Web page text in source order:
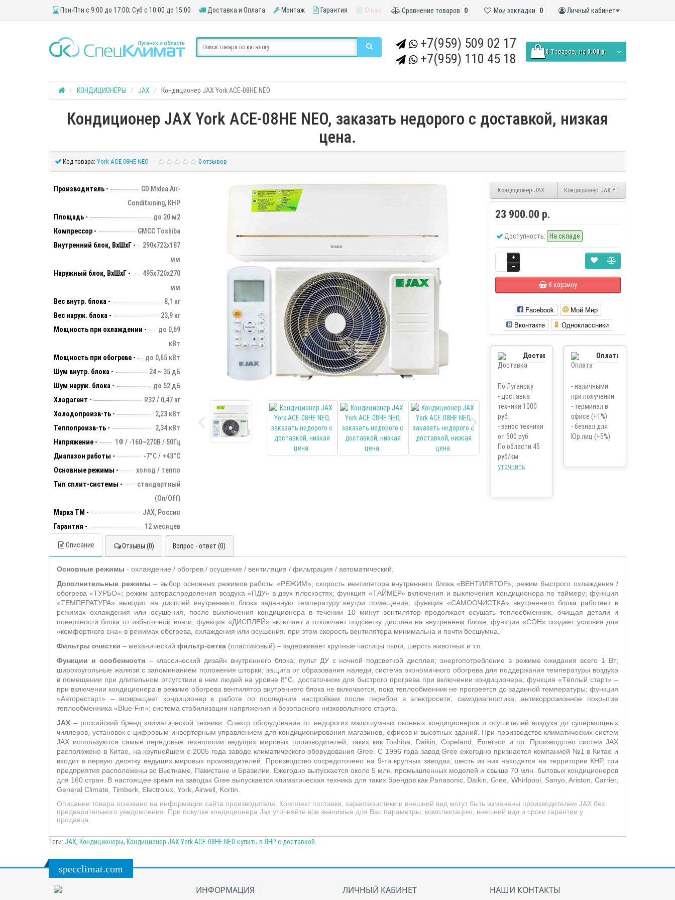
Пон-Птн с 9:00 до 17:00; Суб с 10:00 до 15:00 Доставка и Оплата Монтаж Гарантия О нас Личный кабинет
Мои закладки 0
Сравнение товаров 0
+7(959) 509 02 17
+7(959) 110 45 18
0 Tоваров, на 0.00 р.
КОНДИЦИОНЕРЫ JAX Кондиционер JAX York ACE-08HE NEO
Кондиционер JAX York ACE-08HE NEO, заказать недорого с доставкой, низкая
цена.
Код товара: York ACE-08HE NEO 0 отзывов
Производитель -
GD Midea Air-
Conditioning, КНР
Площадь -
до 20 м2
Компрессор -
GMCC Toshiba
Внутренний блок, ВхШхГ -
290х722х187
мм
Наружный блок, ВхШхГ -
495х720х270
мм
Вес внутр. блока -
8,1 кг
Вес наруж. блока -
23,9 кг
Мощность при охлаждении -
до 0,69
кВт
Мощность при обогреве -
до 0,65 кВт
Шум внутр. блока -
24 ~ 35 дБ
Шум наруж. блока -
до 52 дБ
Хладагент -
R32 / 0,47 кг
Холодопроизв-ть -
2,23 кВт
Теплопроизв-ть -
2,34 кВт
Напряжение -
1Ф / -160~270В / 50Гц
Диапазон работы -
-7°С / +43°С
Основные режимы -
холод / тепло
Тип сплит-системы -
стандартный
(On/Off)
Марка ТМ -
JAX, Россия
Гарантия -
12 месяцев
Кондиционер JAX Murray ACY-18HE/R32 inverter
Кондиционер JAX York ACE-10HE NEO
23 900.00 р.
Доступность: На складе
В корзину
Facebook
Мой Мир
Вконтакте
Одноклассники
Доставка
По Луганску
- доставка
техники 1000
руб.
- занос техники
от 500 руб
По области 45
руб/км
уточнить
Оплата
- наличными
при получении
- терминал в
офисе (+1%)
- безнал для
Юр.лиц (+5%)
Описание Отзывы (0) Вопрос - ответ (0)
Основные режимы - охлаждение / обогрев / осушение / вентиляция / фильтрация / автоматический.
Дополнительные режимы – выбор основных режимов работы «РЕЖИМ»; скорость вентилятора внутреннего блока «ВЕНТИЛЯТОР»; режим быстрого охлаждения /
обогрева «ТУРБО»; режим автораспределения воздуха «ПДУ» в двух плоскостях;функция «ТАЙМЕР» включения и выключения кондиционера по таймеру; функция
«ТЕМПЕРАТУРА» выводит на дисплей внутреннего блока заданную температуру внутри помещения; функция «САМООЧИСТКА» внутреннего блока работает в
режимах охлаждения или осушения, после выключения кондиционера в течении 10 минут вентилятор продолжает осушать теплообменник, очищая детали и
поверхности блока от избыточной влаги; функция «ДИСПЛЕЙ» включает и отключает подсветку дисплея на внутреннем блоке; функция «СОН» создает условия для
«комфортного сна» в режимах обогрева, охлаждения или осушения, при этом скорость вентилятора минимальна и почти бесшумна.
Фильтры очистки – механический фильтр-сетка (пластиковый) – задерживает крупные частицы пыли, шерсть животных и т.п.
Функции и особенности – классический дизайн внутреннего блока; пульт ДУ с ночной подсветкой дисплея; энергопотребление в режиме ожидания всего 1 Вт;
широкоугольные жалюзи с запоминанием положения шторки; защита от образования наледи; система экономичного обогрева для поддержания температуры воздуха
в помещении при длительном отсутствии в нем людей на уровне 8°С, достаточном для быстрого прогрева при включении кондиционера; функция «Тёплый старт» –
при включении кондиционера в режиме обогрева вентилятор внутреннего блока не включается, пока теплообменник не прогреется до заданной температуры; функция
«Авторестарт» – возвращает кондиционер к работе по последним настройкам после перебоя в электросети; самодиагностика; антикоррозионное покрытие
теплообменника «Blue-Fin»; система стабилизации напряжения и безопасного низковольтного старта.
JAX – российский бренд климатической техники. Спектр оборудования от недорогих малошумных оконных кондиционеров и осушителей воздуха до супермощных
чиллеров, установок с цифровым инверторным управлением для кондиционирования магазинов, офисов и высотных зданий. При производстве климатических систем
JAX используются самые передовые технологии ведущих мировых производителей, таких как Toshiba, Daikin, Copeland, Emerson и пр. Производство систем JAX
расположено в Китае, на крупнейшем с 2005 года заводе климатического оборудования Gree.С 1996 года завод Gree ежегодно признается компанией №1 в Китае и
входит в первую десятку ведущих мировых производителей. Производство сосредоточено на 9-ти крупных заводах, шесть из них находятся на территории КНР, три
предприятия расположены во Вьетнаме, Пакистане и Бразилии. Ежегодно выпускается около 5 млн. промышленных моделей и свыше 70 млн. бытовых кондиционеров
для 160 стран. В настоящее время на заводах Gree выпускается климатическая техника для таких брендов как Panasonic, Daikin, Gree, Whirlpool, Sanyo, Ariston, Carrier,
General Climate, Timberk, Electrolux, York, Airwell, Kortin.
Описание товара основано на информации сайта производителя. Комплект поставки, характеристики и внешний вид могут быть изменены производителем JAX без
предварительного уведомления. При покупке кондиционера Jax уточняйте все значимые для Вас параметры, комплектацию, внешний вид и сроки гарантии у
продавца.
Теги: JAX, Кондиционеры, Кондиционер JAX York ACE-08HE NEO купить в ЛНР с доставкой
specclimat.com
ИНФОРМАЦИЯ
ЛИЧНЫЙ КАБИНЕТ НАШИ КОНТАКТЫ